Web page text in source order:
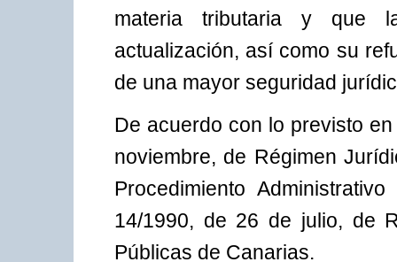
materia tributaria y que
actualización, así como su
de una mayor seguridad
De acuerdo con lo previsto
noviembre, de Régimen
Procedimiento
14/1990, de 26 de julio, de
Públicas de Canarias.